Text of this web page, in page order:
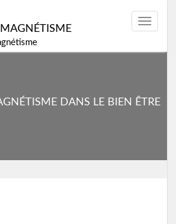
Toggle
DANS LE BIEN ÊTRE